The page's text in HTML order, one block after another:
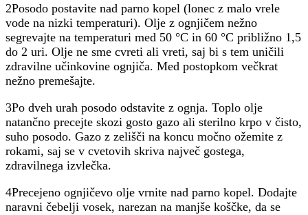
2Posodo postavite nad parno kopel (lonec z malo vrele
vode na nizki temperaturi). Olje z ognjičem nežno
segrevajte na temperaturi med 50 °C in 60 °C približno 1,5
do 2 uri. Olje ne sme cvreti ali vreti, saj bi s tem uničili
zdravilne učinkovine ognjiča. Med postopkom večkrat
nežno premešajte.
3Po dveh urah posodo odstavite z ognja. Toplo olje
natančno precejte skozi gosto gazo ali sterilno krpo v čisto,
suho posodo. Gazo z zelišči na koncu močno ožemite z
rokami, saj se v cvetovih skriva največ gostega,
zdravilnega izvlečka.
4Precejeno ognjičevo olje vrnite nad parno kopel. Dodajte
naravni čebelji vosek, narezan na manjše koščke, da se